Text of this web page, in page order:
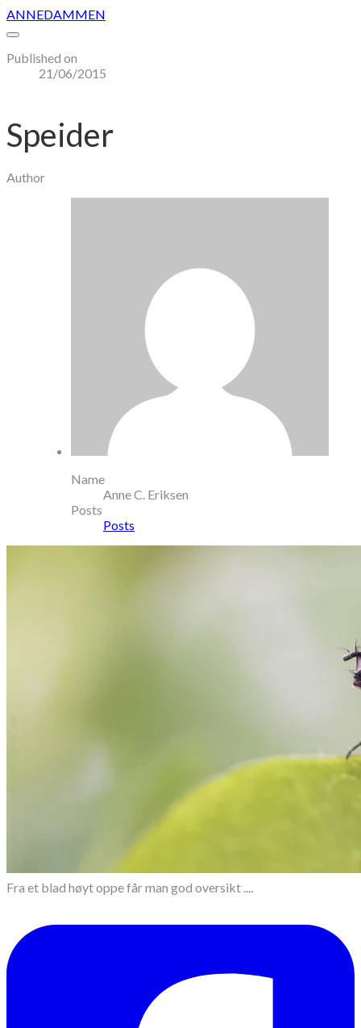
ANNEDAMMEN
Published on
21/06/2015
Speider
Author
Name
Anne C. Eriksen
Posts
Posts
Fra et blad høyt oppe får man god oversikt ....